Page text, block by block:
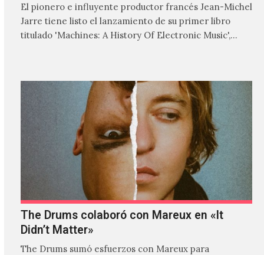
El pionero e influyente productor francés Jean-Michel
Jarre tiene listo el lanzamiento de su primer libro
titulado 'Machines: A History Of Electronic Music',
The Drums colaboró con Mareux en «It
Didn’t Matter»
The Drums sumó esfuerzos con Mareux para